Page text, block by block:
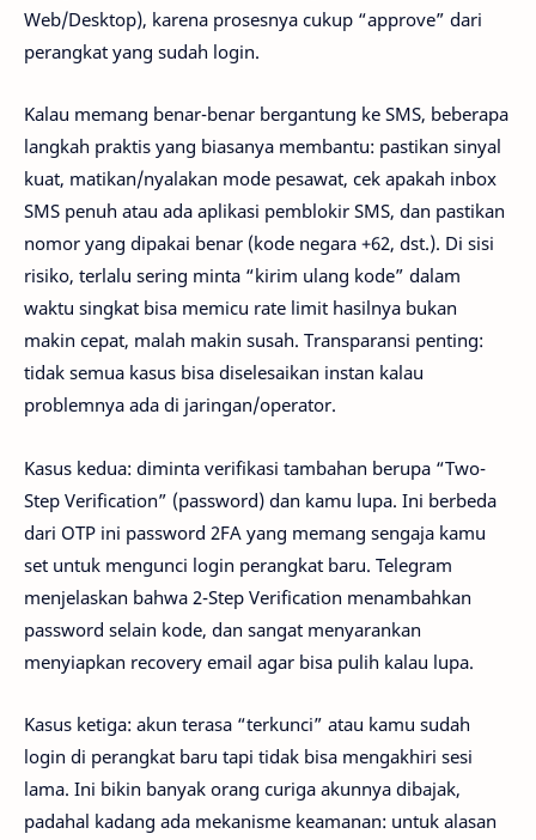
Web/Desktop), karena prosesnya cukup “approve” dari
perangkat yang sudah login.
Kalau memang benar-benar bergantung ke SMS, beberapa
langkah praktis yang biasanya membantu: pastikan sinyal
kuat, matikan/nyalakan mode pesawat, cek apakah inbox
SMS penuh atau ada aplikasi pemblokir SMS, dan pastikan
nomor yang dipakai benar (kode negara +62, dst.). Di sisi
risiko, terlalu sering minta “kirim ulang kode” dalam
waktu singkat bisa memicu rate limit hasilnya bukan
makin cepat, malah makin susah. Transparansi penting:
tidak semua kasus bisa diselesaikan instan kalau
problemnya ada di jaringan/operator.
Kasus kedua: diminta verifikasi tambahan berupa “Two-
Step Verification” (password) dan kamu lupa. Ini berbeda
dari OTP ini password 2FA yang memang sengaja kamu
set untuk mengunci login perangkat baru. Telegram
menjelaskan bahwa 2-Step Verification menambahkan
password selain kode, dan sangat menyarankan
menyiapkan recovery email agar bisa pulih kalau lupa.
Kasus ketiga: akun terasa “terkunci” atau kamu sudah
login di perangkat baru tapi tidak bisa mengakhiri sesi
lama. Ini bikin banyak orang curiga akunnya dibajak,
padahal kadang ada mekanisme keamanan: untuk alasan